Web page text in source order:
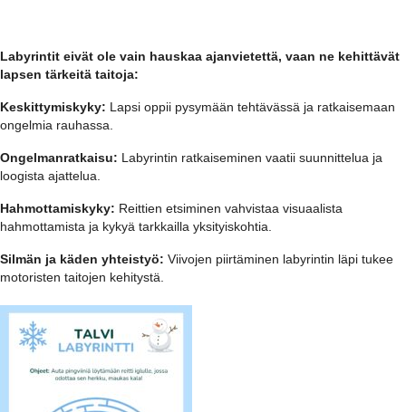
Labyrintit eivät ole vain hauskaa ajanvietettä, vaan ne kehittävät
lapsen tärkeitä taitoja:
Keskittymiskyky: Lapsi oppii pysymään tehtävässä ja ratkaisemaan
ongelmia rauhassa.
Ongelmanratkaisu: Labyrintin ratkaiseminen vaatii suunnittelua ja
loogista ajattelua.
Hahmottamiskyky: Reittien etsiminen vahvistaa visuaalista
hahmottamista ja kykyä tarkkailla yksityiskohtia.
Silmän ja käden yhteistyö: Viivojen piirtäminen labyrintin läpi tukee
motoristen taitojen kehitystä.